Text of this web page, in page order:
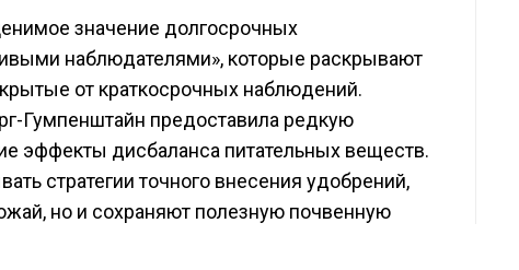
значение долгосрочных
наблюдателями», которые раскрывают
от краткосрочных наблюдений.
Гумпенштайн предоставила редкую
эффекты дисбаланса питательных веществ.
стратегии точного внесения удобрений,
но и сохраняют полезную почвенную